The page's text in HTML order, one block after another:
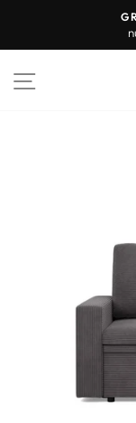
turinio
PUSLAPIO